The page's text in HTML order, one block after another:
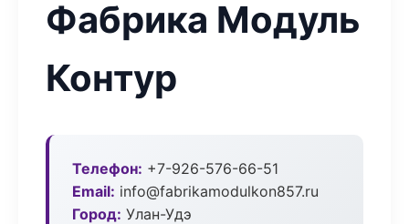
Фабрика Модуль
Контур
Телефон: +7-926-576-66-51
Email: info@fabrikamodulkon857.ru
Город: Улан-Удэ